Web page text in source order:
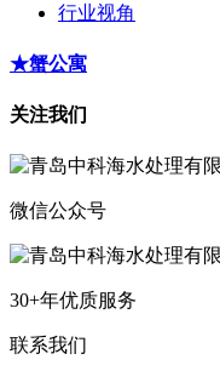
行业视角
★蟹公寓
关注我们
微信公众号
30+年优质服务
联系我们